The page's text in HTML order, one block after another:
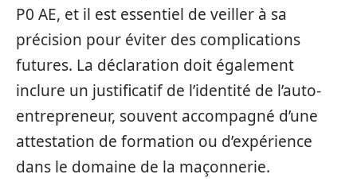
P0 AE, et il est essentiel de veiller à sa
précision pour éviter des complications
futures. La déclaration doit également
inclure un justificatif de l’identité de l’auto-
entrepreneur, souvent accompagné d’une
attestation de formation ou d’expérience
dans le domaine de la maçonnerie.